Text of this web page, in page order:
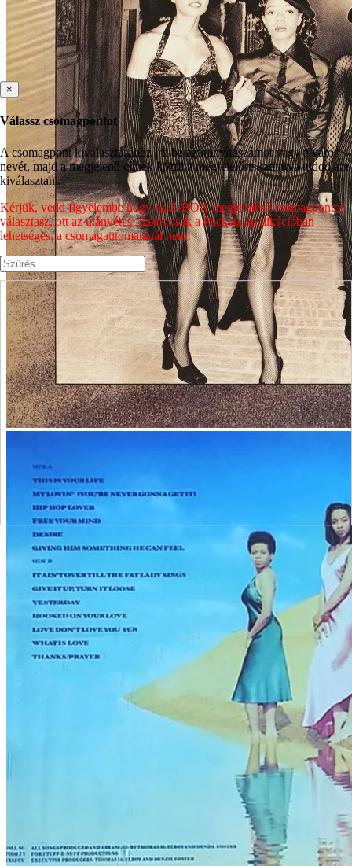
×
Válassz csomagpontot
A csomagpont kiválasztásához írd be az irányítószámot vagy a város
nevét, majd a megjelenő címek közül a megfelelőre kattintva tudod azt
kiválasztani.
Kérjük, vedd figyelembe hogy ha Z-BOX megjelölésű csomagpontot
választasz, ott az utánvétes fizetés csak a Packeta applikációban
lehetséges, a csomagautomatánál nem!